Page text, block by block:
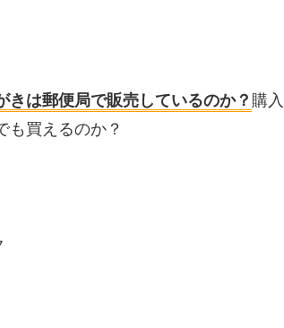
きは郵便局で販売しているのか？ 購入
も買えるのか？